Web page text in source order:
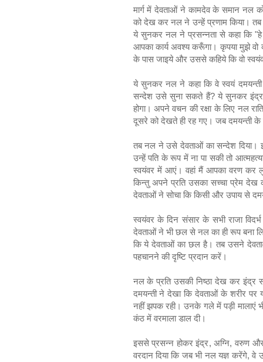
मार्ग में देवताओं ने कामदेव के समान नल
को देख कर नल ने उन्हें प्रणाम किया। तब
ये सुनकर नल ने प्रसन्नता से कहा कि
आपका कार्य अवश्य करूँगा। कृपया मुझे
के पास जाइये और उससे कहिये कि वो
ये सुनकर नल ने कहा कि वे स्वयं दमयन्ती
सन्देश उसे सुना सकते हैं? ये सुनकर इंद्र ने
होगा। अपने वचन की रक्षा के लिए नल
दूसरे को देखते ही रह गए। जब दमयन्ती के
तब नल ने उसे देवताओं का सन्देश दिया।
उन्हें पति के रूप में ना पा सकी तो
स्वयंवर में आएं। वहां मैं आपका वरण कर
किन्तु अपने प्रति उसका सच्चा प्रेम
देवताओं ने सोचा कि किसी और उपाय से
स्वयंवर के दिन संसार के सभी राजा
देवताओं ने भी छल से नल का ही रूप बना
कि ये देवताओं का छल है। तब उसने
पहचानने की दृष्टि प्रदान करें।
नल के प्रति उसकी निष्ठा देख कर इंद्र
दमयन्ती ने देखा कि देवताओं के शरीर
नहीं झपक रही। उनके गले में पड़ी मालाएं
कंठ में वरमाला डाल दी।
इससे प्रसन्न होकर इंद्र, अग्नि, वरुण
वरदान दिया कि जब भी नल यज्ञ करेंगे, वे